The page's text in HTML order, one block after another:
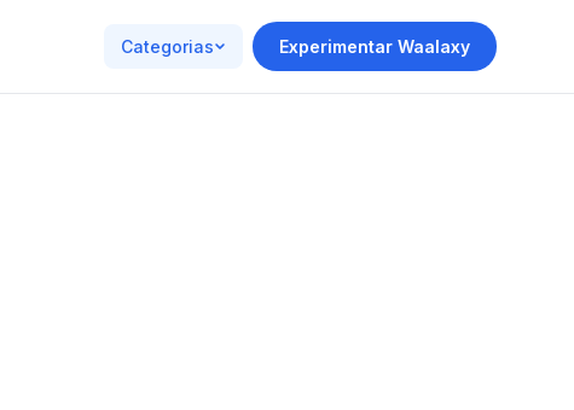
Categorias Experimentar Waalaxy